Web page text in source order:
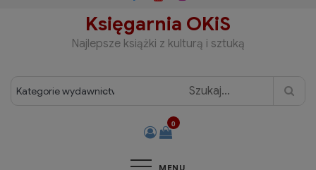
Księgarnia OKiS
Najlepsze książki z kulturą i sztuką
0
MENU